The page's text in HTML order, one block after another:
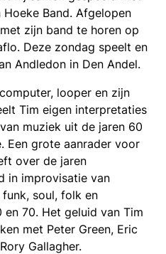
Hoeke Band. Afgelopen
zijn band te horen op
Deze zondag speelt en
Andledon in Den Andel.
looper en zijn
Tim eigen interpretaties
muziek uit de jaren 60
Een grote aanrader voor
over de jaren
in improvisatie van
soul, folk en
70. Het geluid van Tim
met Peter Green, Eric
Gallagher.